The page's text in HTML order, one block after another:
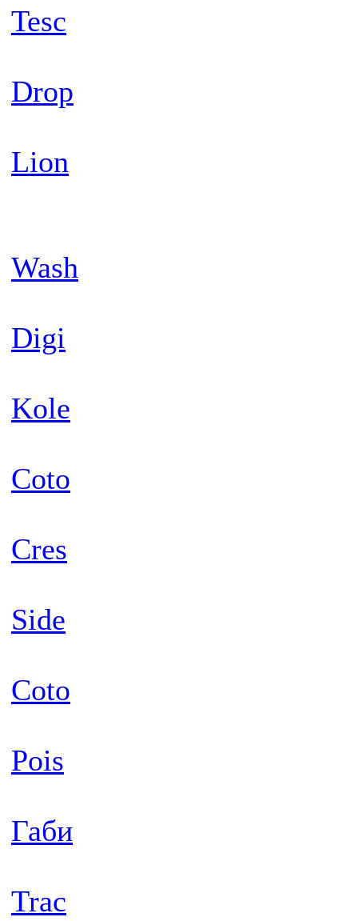
Tesc
Drop
Lion
Wash
Digi
Kole
Coto
Cres
Side
Coto
Pois
Габи
Trac